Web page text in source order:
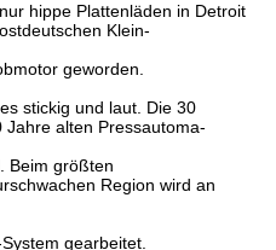
hippe Plattenläden in Detroit
Klein-
geworden.
stickig und laut. Die 30
Jahre alten Pressautoma-
Beim größten
Region wird an
gearbeitet.